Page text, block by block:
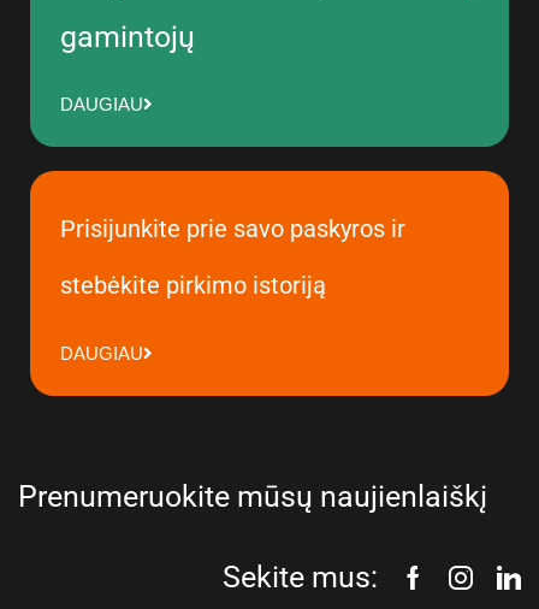
gamintojų
DAUGIAU
Prisijunkite prie savo paskyros ir
stebėkite pirkimo istoriją
DAUGIAU
Prenumeruokite mūsų naujienlaiškį
Sekite mus: